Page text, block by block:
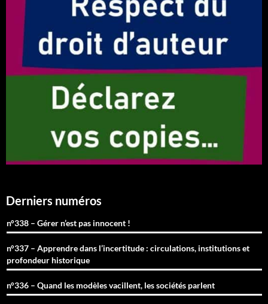
Derniers numéros
n°338 – Gérer n’est pas innocent !
n°337 – Apprendre dans l’incertitude : circulations, institutions et
profondeur historique
n°336 – Quand les modèles vacillent, les sociétés parlent